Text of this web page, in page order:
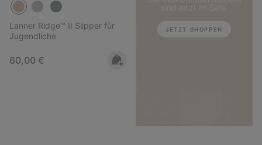
Lanner Ridge™ II Slipper für
Jugendliche
Regular price:
60,00 €
JETZT SHOPPEN